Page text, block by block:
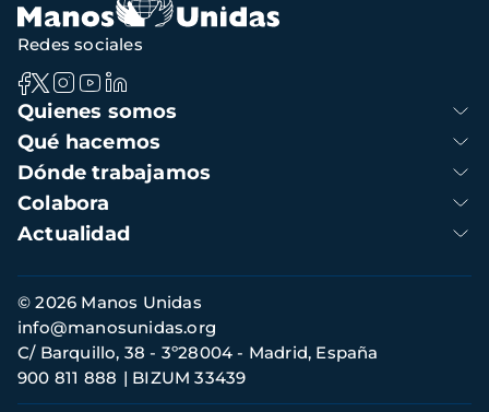
Navegación
principal
Quienes somos
Qué hacemos
Dónde trabajamos
Colabora
Actualidad
Redes sociales
Información
de
contacto
© 2026 Manos Unidas
C/ Barquillo, 38 - 3º28004 - Madrid, España
900 811 888
BIZUM 33439
info@manosunidas.org